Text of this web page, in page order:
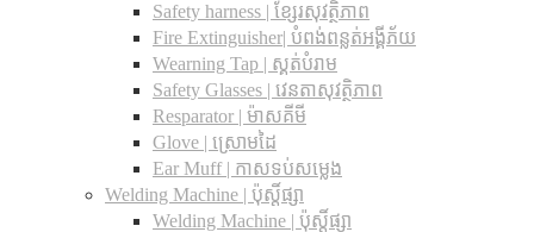
Safety harness | ខ្សែរសុវត្ថិភាព
Fire Extinguisher| បំពង់ពន្លត់អង្គីភ័យ
Wearning Tap | ស្គត់បំរាម
Safety Glasses | វេនតាសុវត្ថិភាព
Resparator | ម៉ាសគីមី
Glove | ស្រោមដៃ
Ear Muff | កាសទប់សម្លេង
Welding Machine | ប៉ុស្តិ៍ផ្សា
Welding Machine | ប៉ុស្តិ៍ផ្សា